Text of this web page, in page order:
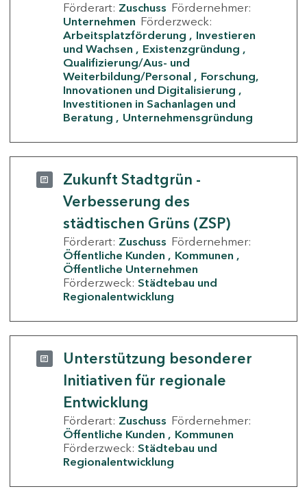
Förderart: Zuschuss Fördernehmer:
Unternehmen Förderzweck:
Arbeitsplatzförderung
Investieren
und Wachsen
Existenzgründung
Qualifizierung/Aus- und
Weiterbildung/Personal
Forschung,
Innovationen und Digitalisierung
Investitionen in Sachanlagen und
Beratung
Unternehmensgründung
Zukunft Stadtgrün -
Verbesserung des
städtischen Grüns (ZSP)
Förderart: Zuschuss Fördernehmer:
Öffentliche Kunden
Kommunen
Öffentliche Unternehmen
Förderzweck: Städtebau und
Regionalentwicklung
Unterstützung besonderer
Initiativen für regionale
Entwicklung
Förderart: Zuschuss Fördernehmer:
Öffentliche Kunden
Kommunen
Förderzweck: Städtebau und
Regionalentwicklung